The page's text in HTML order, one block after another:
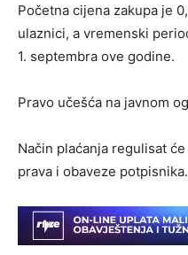
Početna cijena zakupa je
ulaznici, a vremenski
1. septembra ove godine.
Pravo učešća na javnom
Način plaćanja regulisat
prava i obaveze potpisnika.